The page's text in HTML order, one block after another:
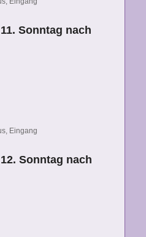
Sonntag nach
Eingang
Sonntag nach